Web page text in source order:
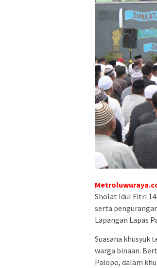
Sholat Idul Fitri
serta
Lapangan Lapas
Suasana khusyuk
warga binaan.
Palopo, dalam